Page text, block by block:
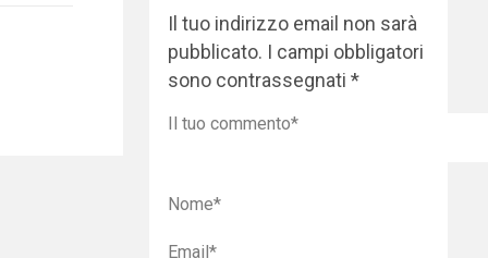
Il tuo indirizzo email non sarà
pubblicato. I campi obbligatori
sono contrassegnati*